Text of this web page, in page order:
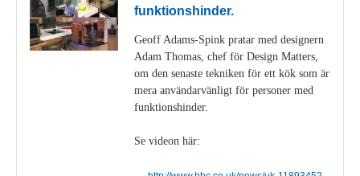
funktionshinder.
Geoff Adams-Spink pratar med designern
Adam Thomas, chef för Design Matters,
om den senaste tekniken för ett kök som är
mera användarvänligt för personer med
funktionshinder.
Se videon här: